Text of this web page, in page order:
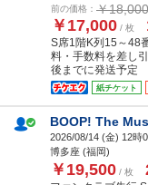
前の価格： ￥
￥17,000 / 枚
S席1階K列15～48
料・手数料を差し
後までに発送予定
紙チケット
BOOP! The
2026/08/14 (金) 12時
博多座 (福岡)
￥19,500 / 枚